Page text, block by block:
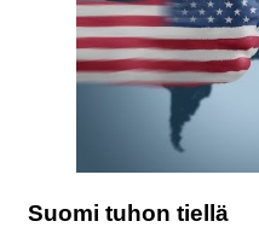
Suomi tuhon tiellä